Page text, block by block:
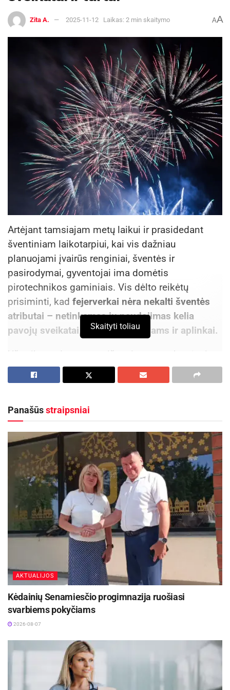
Zita A. 2025-11-12 Laikas: 2 min skaitymo AA
Artėjant tamsiajam metų laikui ir prasidedant
šventiniam laikotarpiui, kai vis dažniau
planuojami įvairūs renginiai, šventės ir
pasirodymai, gyventojai ima domėtis
pirotechnikos gaminiais. Vis dėlto reikėtų
prisiminti, kad fejerverkai nėra nekalti šventės
atributai – netinkamas jų naudojimas kelia
pavojų sveikatai, gyvybei, gyvūnams ir aplinkai.
Už vaikų padarytus nusižengimus atsako tėvai,
globėjai ar kiti atsakingi asmenys.
Pasirinkite saugią vietą leisti fejerverką
– tai vieta atokiau nuo pastatų, lengvai užsidegančių
daiktų, automobilių, žmonių susibūrimo vietų (bent jau
50 m atstumu nebūtų pašalinių žmonių).
Nenaudokite savadarbių ar neaiškios kilmės
fejerverkų. Patartina pirkti tuos fejerverkus kurie yra
patikrinti ir sertifikuoti, kurių veikimas yra
prognozuojamas.
Saugokite fejerverkus nuo vaikų. Išdykaudami vaikai
gali sukelti gaisrus, susižaloti save ar kitus asmenis.
Laikantis visų saugumo reikalavimų, visada verta
mažuosius palikti nuošalyje, kad jie nebūtų arti
fejerverkų paleidimo vietos. Net vyresniems vaikams
negalima leisti jų iššauti, visą šį darbą turėtų padaryti
suaugusieji
būtų, nepatartina jų laikyti rankose. Priklausomai nuo
jų kategorijos, jie gali būti smeigiami ar pastatomi ant
žemės. Jų instrukcijose tai nurodoma tad jomis ir
reikėtų vadovautis.
Skaityti toliau
Panašūsstraipsniai
AKTUALIJOS
Kėdainių Senamiesčio progimnazija ruošiasi
svarbiems pokyčiams
2026-08-07